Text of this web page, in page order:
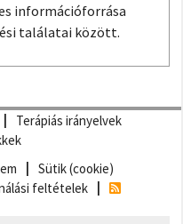
információforrása
találatai között.
Terápiás irányelvek
Sütik (cookie)
feltételek